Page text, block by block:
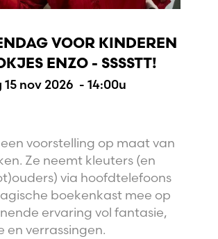
VOOR KINDEREN
ENZO - SSSSTT!
15 nov 2026 - 14:00u
een voorstelling op maat van
Ze neemt kleuters (en
via hoofdtelefoons
boekenkast mee op
ervaring vol fantasie,
en verrassingen.